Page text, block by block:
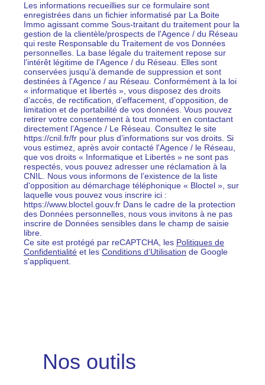
Les informations recueillies sur ce formulaire sont
enregistrées dans un fichier informatisé par La Boite
Immo agissant comme Sous-traitant du traitement pour la
gestion de la clientèle/prospects de l'Agence / du Réseau
qui reste Responsable du Traitement de vos Données
personnelles. La base légale du traitement repose sur
l'intérêt légitime de l'Agence / du Réseau. Elles sont
conservées jusqu'à demande de suppression et sont
destinées à l'Agence / au Réseau. Conformément à la loi
« informatique et libertés », vous disposez des droits
d’accès, de rectification, d’effacement, d’opposition, de
limitation et de portabilité de vos données. Vous pouvez
retirer votre consentement à tout moment en contactant
directement l’Agence / Le Réseau. Consultez le site
https://cnil.fr/fr pour plus d’informations sur vos droits. Si
vous estimez, après avoir contacté l'Agence / le Réseau,
que vos droits « Informatique et Libertés » ne sont pas
respectés, vous pouvez adresser une réclamation à la
CNIL. Nous vous informons de l’existence de la liste
d'opposition au démarchage téléphonique « Bloctel », sur
laquelle vous pouvez vous inscrire ici :
https://www.bloctel.gouv.fr Dans le cadre de la protection
des Données personnelles, nous vous invitons à ne pas
inscrire de Données sensibles dans le champ de saisie
libre.
Ce site est protégé par reCAPTCHA, les Politiques de
Confidentialité et les Conditions d'Utilisation de Google
s'appliquent.
Nos outils